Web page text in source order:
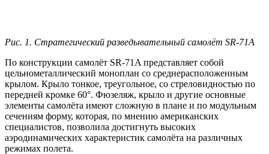
Рис. 1. Стратегический разведывательный самолёт SR-71A
По конструкции самолёт SR-71A представляет собой
цельнометаллический моноплан со среднерасположенным
крылом. Крыло тонкое, треугольное, со стреловидностью по
передней кромке 60°. Фюзеляж, крыло и другие основные
элементы самолёта имеют сложную в плане и по модульным
сечениям форму, которая, по мнению американских
специалистов, позволила достигнуть высоких
аэродинамических характеристик самолёта на различных
режимах полета.